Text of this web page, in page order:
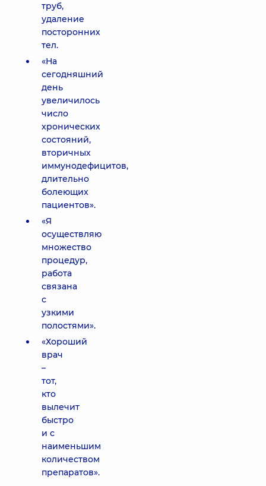
труб,
удаление
посторонних
тел.
«На
сегодняшний
день
увеличилось
число
хронических
состояний,
вторичных
иммунодефицитов,
длительно
болеющих
пациентов».
«Я
осуществляю
множество
процедур,
работа
связана
с
узкими
полостями».
«Хороший
врач
–
тот,
кто
вылечит
быстро
и с
наименьшим
количеством
препаратов».